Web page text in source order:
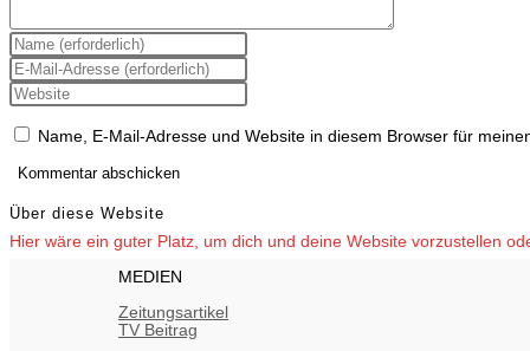
Gib
deinen
Namen
oder
Benutzernamen
zum
Kommentieren
Gib
deine
E-
Adresse
zum
Kommentieren
ein
Gib
deine
Website-
URL
(optional)
Name, E-Mail-Adresse und Website in diesem Browser für
Über diese Website
Hier wäre ein guter Platz, um dich und deine Website vorzustellen
MEDIEN
Zeitungsartikel
TV Beitrag